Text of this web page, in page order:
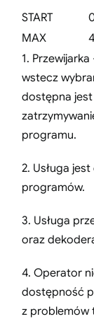
START
MAX
1.
wstecz
dostępna
programu.
2. Usługa
programów.
3. Usługa
oraz
4. Operator
dostępność
z problemów